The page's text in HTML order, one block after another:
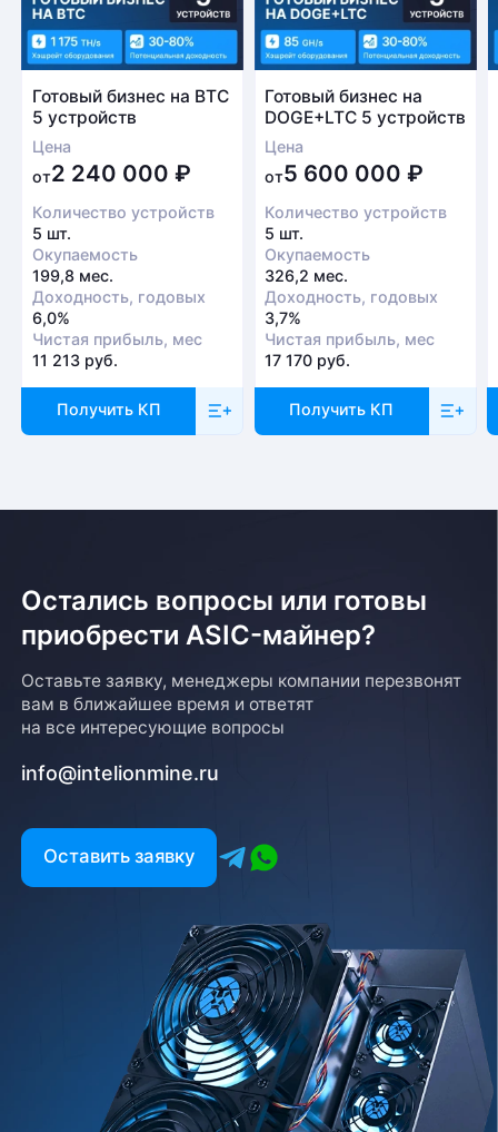
Готовый бизнес на BTC
5 устройств
Цена
от2 240 000 ₽
Количество устройств
5 шт.
Окупаемость
199,8 мес.
Доходность, годовых
6,0%
Чистая прибыль, мес
11 213 руб.
Получить КП
Готовый бизнес на
DOGE+LTC 5 устройств
Цена
от5 600 000₽
Количество устройств
5 шт.
Окупаемость
326,2 мес.
Доходность, годовых
3,7%
Чистая прибыль, мес
17 170 руб.
Получить КП
Остались вопросы или готовы
приобрести ASIC-майнер?
Оставьте заявку, менеджеры компании перезвонят
вам в ближайшее время и ответят
на все интересующие вопросы
info@intelionmine.ru
Оставить заявку